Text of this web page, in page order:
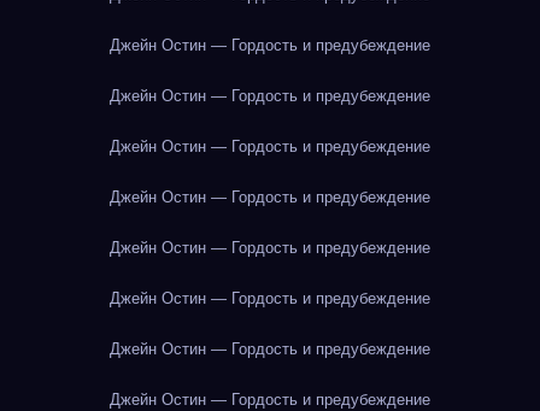
Джейн Остин — Гордость и предубеждение
Джейн Остин — Гордость и предубеждение
Джейн Остин — Гордость и предубеждение
Джейн Остин — Гордость и предубеждение
Джейн Остин — Гордость и предубеждение
Джейн Остин — Гордость и предубеждение
Джейн Остин — Гордость и предубеждение
Джейн Остин — Гордость и предубеждение